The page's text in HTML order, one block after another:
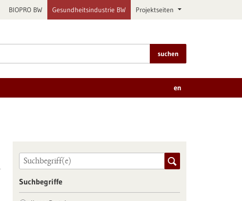
BIOPRO BW Gesundheitsindustrie BW Projektseiten
suchen
en
Suchbegriffe